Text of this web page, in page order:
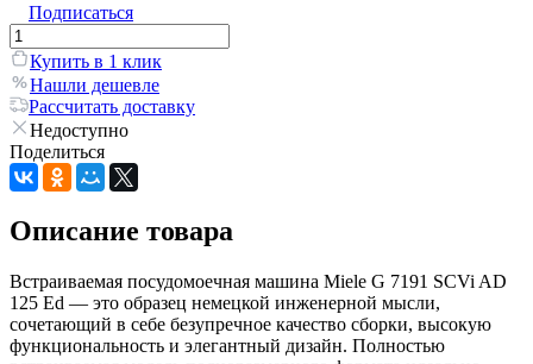
Подписаться
Купить в 1 клик
Нашли дешевле
Рассчитать доставку
Недоступно
Поделиться
Описание товара
Встраиваемая посудомоечная машина Miele G 7191 SCVi AD
125 Ed — это образец немецкой инженерной мысли,
сочетающий в себе безупречное качество сборки, высокую
функциональность и элегантный дизайн. Полностью